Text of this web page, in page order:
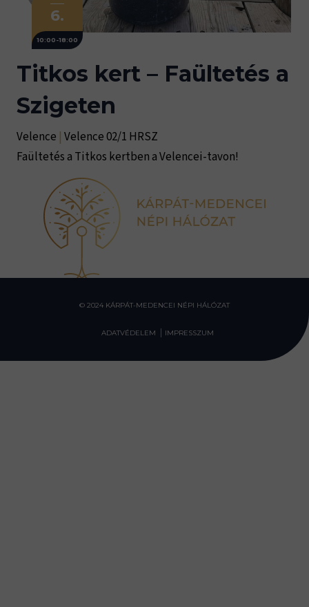
6.
10:00-18:00
Titkos kert – Faültetés a
Szigeten
Velence | Velence 02/1 HRSZ
Faültetés a Titkos kertben a Velencei-tavon!
© 2024 KÁRPÁT-MEDENCEI NÉPI HÁLÓZAT
ADATVÉDELEM IMPRESSZUM